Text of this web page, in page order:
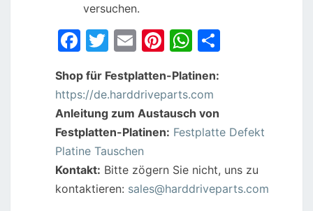
versuchen.
F
c
e
b
o
o
k
T
itt
er
E
ai
l
Pi
er
e
st
W
at
s
A
p
Shop für Festplatten-Platinen:
https://de.harddriveparts.com
Anleitung zum Austausch von
Festplatten-Platinen: Festplatte Defekt
Platine Tauschen
Kontakt: Bitte zögern Sie nicht, uns zu
kontaktieren: sales@harddriveparts.com